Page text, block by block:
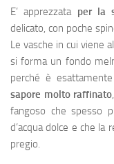
E’ apprezzata per la
delicato, con poche
Le vasche in cui viene
si forma un fondo
perché è
sapore molto raffinato
fangoso che spesso
d’acqua dolce e che
pregio.